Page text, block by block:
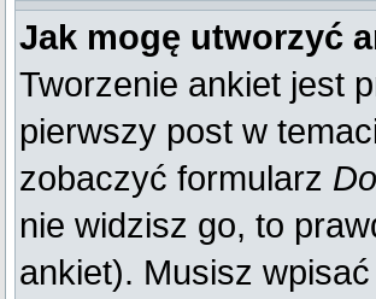
Jak mogę utworzyć
Tworzenie ankiet jest
pierwszy post w
zobaczyć formularz
nie widzisz go, to
ankiet). Musisz